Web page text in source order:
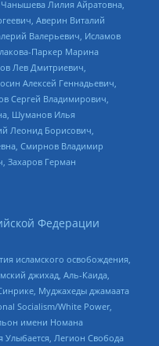
Лилия Айратовна,
Аверин Виталий
Валерьевич, Исламов
Паркер Марина
Лев Дмитриевич,
Алексей Геннадьевич,
Сергей Владимирович,
Шуманов Илья
Леонид Борисович,
Смирнов Владимир
Захаров Герман
Федерации
исламского освобождения,
джихад, Аль-Каида,
Муджахеды джамаата
Socialism/White Power,
имени Номана
Улыбается, Легион Свобода